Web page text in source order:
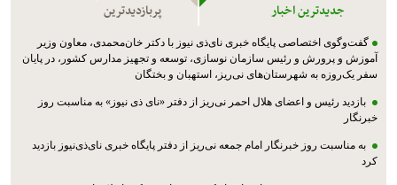
جدیدترین اخبار پربازدیدترین
گفت‌وگوی اختصاصی پایگاه خبری نای‌ذی نیوز با دکتر خان‌محمدی، معاون وزیر
آموزش و پرورش و رئیس سازمان نوسازی، توسعه و تجهیز مدارس کشور، در پایان
سفر یک‌روزه به شهرستان‌های نی‌ریز، استهبان و بختگان
بازدید رئیس و اعضای هلال احمر نی‌ریز از دفتر «نای ذی نیوز» به مناسبت روز
خبرنگار
به مناسبت روز خبرنگار امام جمعه نی‌ریز از دفتر پایگاه خبری نای‌ذی‌نیوز بازدید
کرد